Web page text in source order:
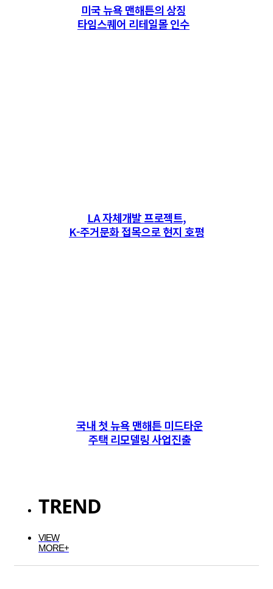
미국 뉴욕 맨해튼의 상징
타임스퀘어 리테일몰 인수
LA 자체개발 프로젝트,
K-주거문화 접목으로 현지 호평
국내 첫 뉴욕 맨해튼 미드타운
주택 리모델링 사업진출
TREND
VIEW
MORE+